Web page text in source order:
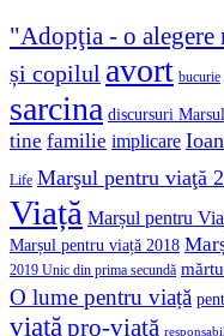
"Adopţia - o alegere
și copilul avort bucurie
sarcina discursuri
tine familie implicare
Life Marşul pentru viaţă
Viață Marșul pentru
Marșul pentru viață 2018
2019 Unic din prima secundă
O lume pentru viață
viață pro-viață